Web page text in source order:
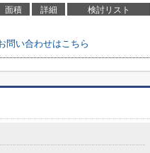
面積 詳細 検討リスト
問い合わせはこちら